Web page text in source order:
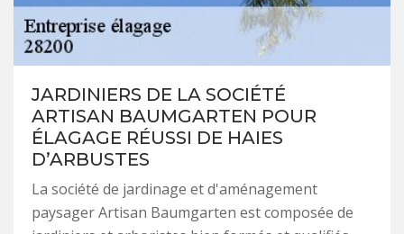
JARDINIERS DE LA SOCIÉTÉ
ARTISAN BAUMGARTEN POUR
ÉLAGAGE RÉUSSI DE HAIES
D’ARBUSTES
La société de jardinage et d'aménagement
paysager Artisan Baumgarten est composée de